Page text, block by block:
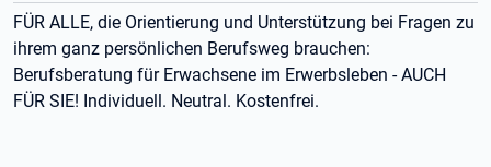
FÜR ALLE, die Orientierung und Unterstützung bei Fragen zu
ihrem ganz persönlichen Berufsweg brauchen:
Berufsberatung für Erwachsene im Erwerbsleben - AUCH
FÜR SIE! Individuell. Neutral. Kostenfrei.